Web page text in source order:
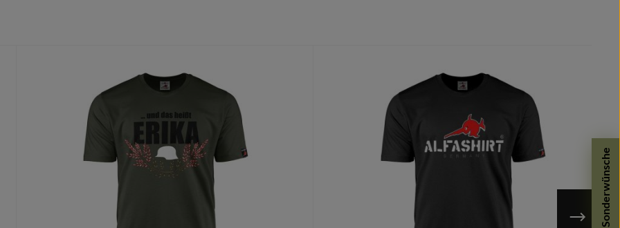
Sonderwünsche
du die richtige Größe wählst.
gedruckt wird, ist ein Umtausch nur aus Qualitätsmängeln möglich.